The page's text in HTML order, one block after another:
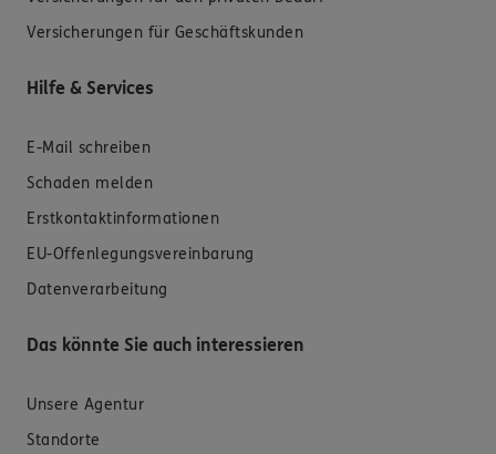
Versicherungen für Geschäftskunden
Hilfe & Services
E-Mail schreiben
Schaden melden
Erstkontaktinformationen
EU-Offenlegungsvereinbarung
Datenverarbeitung
Das könnte Sie auch interessieren
Unsere Agentur
Standorte